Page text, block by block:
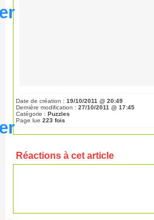
Date de création : 19/10/2011 @ 20:49
Dernière modification : 27/10/2011 @ 17:45
Catégorie : Puzzles
Page lue 223 fois
Réactions à cet article